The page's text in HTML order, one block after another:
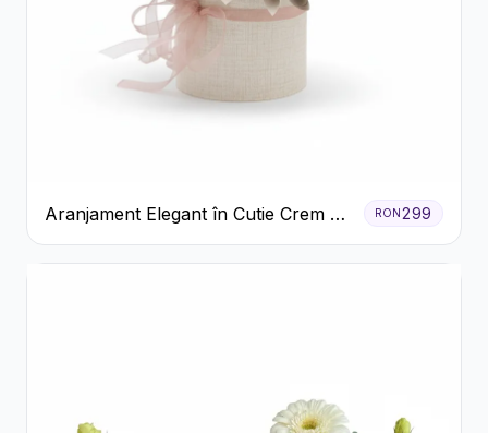
Aranjament Elegant în Cutie Crem cu
Crizanteme și Trandafiri
RON299